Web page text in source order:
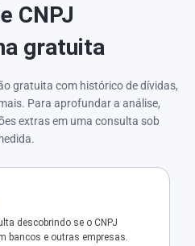
CNPJ
gratuita
gratuita com histórico de dívidas,
Para aprofundar a análise,
extras em uma consulta sob
descobrindo se o CNPJ
bancos e outras empresas.